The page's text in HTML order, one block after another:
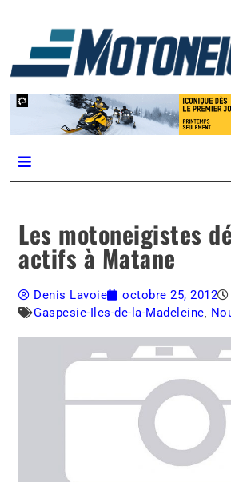
Magazine
Les motoneigistes
actifs à Matane
Denis Lavoie octobre 25, 2012
Gaspesie-Iles-de-la-Madeleine,